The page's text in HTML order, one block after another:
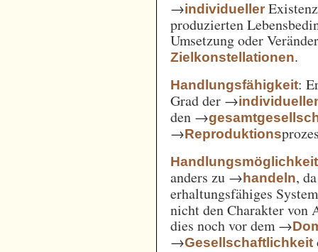
→individueller
produzierten
Umsetzung oder
Zielkonstellationen.
Handlungsfähigkeit:
Grad der →
den →
→Reproduktions
Handlungsmöglichkeit
anders zu →handeln,
erhaltungsfähiges
nicht den Charakter von
dies noch vor dem →
→Gesellschaftlichkeit